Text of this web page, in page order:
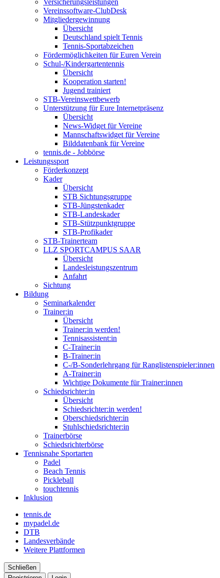
Versicherungsleistungen
Vereinssoftware-ClubDesk
Mitgliedergewinnung
Übersicht
Deutschland spielt Tennis
Tennis-Sportabzeichen
Fördermöglichkeiten für Euren Verein
Schul-/Kindergartentennis
Übersicht
Kooperation starten!
Jugend trainiert
STB-Vereinswettbewerb
Unterstützung für Eure Internetpräsenz
Übersicht
News-Widget für Vereine
Mannschaftswidget für Vereine
Bilddatenbank für Vereine
tennis.de - Jobbörse
Leistungssport
Förderkonzept
Kader
Übersicht
STB Sichtungsgruppe
STB-Jüngstenkader
STB-Landeskader
STB-Stützpunktgruppe
STB-Profikader
STB-Trainerteam
LLZ SPORTCAMPUS SAAR
Übersicht
Landesleistungszentrum
Anfahrt
Sichtung
Bildung
Seminarkalender
Trainer:in
Übersicht
Trainer:in werden!
Tennisassistent:in
C-Trainer:in
B-Trainer:in
C-/B-Sonderlehrgang für Ranglistenspieler:innen
A-Trainer:in
Wichtige Dokumente für Trainer:innen
Schiedsrichter:in
Übersicht
Schiedsrichter:in werden!
Oberschiedsrichter:in
Stuhlschiedsrichter:in
Trainerbörse
Schiedsrichterbörse
Tennisnahe Sportarten
Padel
Beach Tennis
Pickleball
touchtennis
Inklusion
tennis.de
mypadel.de
DTB
Landesverbände
Weitere Plattformen
Schließen